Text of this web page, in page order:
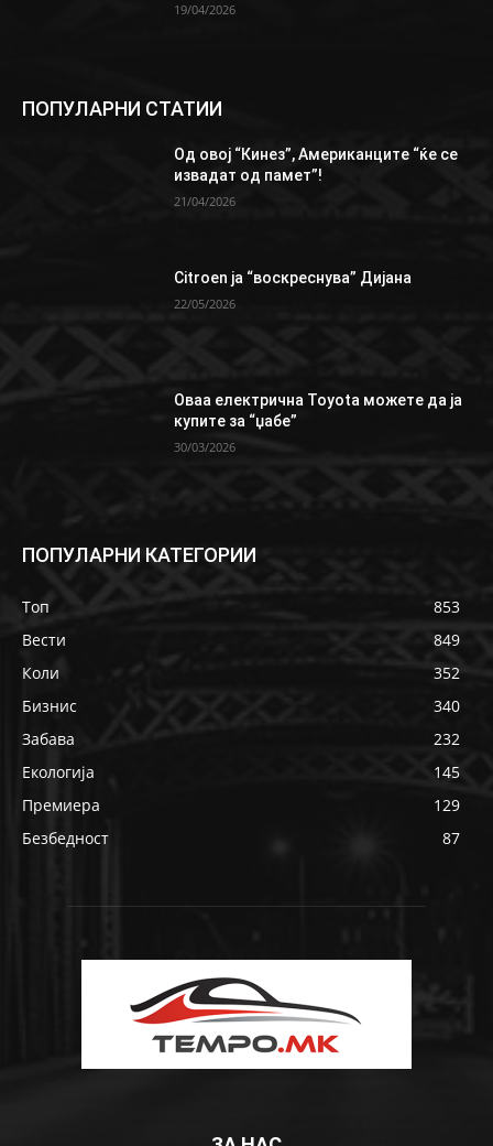
19/04/2026
ПОПУЛАРНИ СТАТИИ
Од овој “Кинез”, Aмериканците “ќе се
извадат од памет”!
21/04/2026
Citroen ја “воскреснува” Дијана
22/05/2026
Oваа електрична Toyota можете да ја
купите за “џабе”
30/03/2026
ПОПУЛАРНИ КАТЕГОРИИ
Топ
853
Вести
849
Коли
352
Бизнис
340
Забава
232
Екологија
145
Премиера
129
Безбедност
87